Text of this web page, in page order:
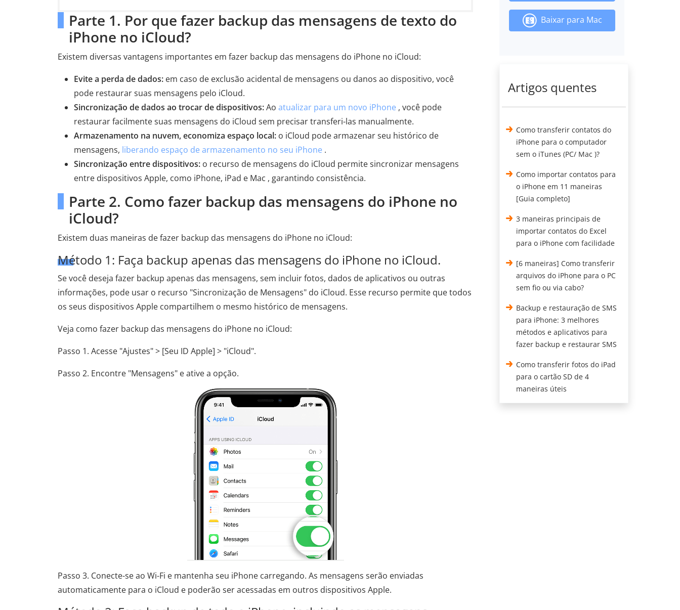
Parte 1. Por que fazer backup das mensagens de texto do
iPhone no iCloud?
Existem diversas vantagens importantes em fazer backup das mensagens do iPhone no iCloud:
Evite a perda de dados: em caso de exclusão acidental de mensagens ou danos ao dispositivo, você
pode restaurar suas mensagens pelo iCloud.
Sincronização de dados ao trocar de dispositivos:Ao atualizar para um novo iPhone , você pode
restaurar facilmente suas mensagens do iCloud sem precisar transferi-las manualmente.
Armazenamento na nuvem, economiza espaço local: o iCloud pode armazenar seu histórico de
mensagens, liberando espaço de armazenamento no seu iPhone .
Sincronização entre dispositivos: o recurso de mensagens do iCloud permite sincronizar mensagens
entre dispositivos Apple, como iPhone, iPad e Mac , garantindo consistência.
Parte 2. Como fazer backup das mensagens do iPhone no
iCloud?
Existem duas maneiras de fazer backup das mensagens do iPhone no iCloud:
Método 1: Faça backup apenas das mensagens do iPhone no iCloud.
Se você deseja fazer backup apenas das mensagens, sem incluir fotos, dados de aplicativos ou outras
informações, pode usar o recurso "Sincronização de Mensagens" do iCloud. Esse recurso permite que todos
os seus dispositivos Apple compartilhem o mesmo histórico de mensagens.
Veja como fazer backup das mensagens do iPhone no iCloud:
Passo 1. Acesse "Ajustes" > [Seu ID Apple] > "iCloud".
Passo 2. Encontre "Mensagens" e ative a opção.
Passo 3. Conecte-se ao Wi-Fi e mantenha seu iPhone carregando. As mensagens serão enviadas
automaticamente para o iCloud e poderão ser acessadas em outros dispositivos Apple.
Baixar para Mac
Artigos quentes
Como transferir contatos do
iPhone para o computador
sem o iTunes (PC/ Mac )?
Como importar contatos para
o iPhone em 11 maneiras
[Guia completo]
3 maneiras principais de
importar contatos do Excel
para o iPhone com facilidade
[6 maneiras] Como transferir
arquivos do iPhone para o PC
sem fio ou via cabo?
Backup e restauração de SMS
para iPhone: 3 melhores
métodos e aplicativos para
fazer backup e restaurar SMS
Como transferir fotos do iPad
para o cartão SD de 4
maneiras úteis